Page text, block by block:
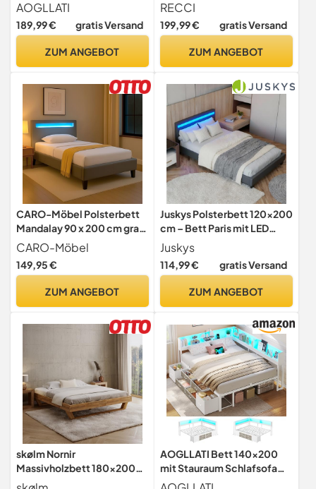
Steckdosen,Polsterbett
mit Stauraum Kopfteil
HolzLattenrost & USB-
Matratze (Dunkelgrau Cord,
AOGLLATI
189,99 € gratis Versand
ZUM ANGEBOT
Ergonomischem Kopfteil,
Vollgepolstertes Cloud-
Einfache Montage (Beige)
RECCI
199,99 € gratis Versand
ZUM ANGEBOT
CARO-Möbel Polsterbett
Mandalay 90 x 200 cm grau
- mit LED Beleuchtung
Einzelbett Kunstlederbett
mit Lattenrahmen
CARO-Möbel
149,95 €
ZUM ANGEBOT
Juskys Polsterbett 120x200
cm – Bett Paris mit LED
Beleuchtung, Lattenrost &
Kopfteil, modernes
Doppelbett aus Kunstleder
Juskys
114,99 € gratis Versand
ZUM ANGEBOT
skølm Nornir
Massivholzbett 180x200
cm – Bettrahmen aus
AOGLLATI Bett 140x200
mit Stauraum Schlafsofa
mit Integriertem